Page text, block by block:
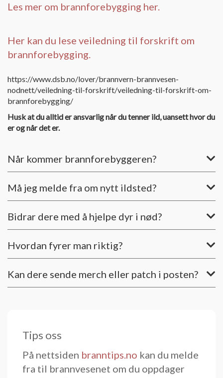
Les mer om brannforebygging her.
Her kan du lese veiledning til forskrift om
brannforebygging.
https://www.dsb.no/lover/brannvern-brannvesen-
nodnett/veiledning-til-forskrift/veiledning-til-forskrift-om-
brannforebygging/
Husk at du alltid er ansvarlig når du tenner ild, uansett hvor du
er og når det er.
Når kommer brannforebyggeren?
Må jeg melde fra om nytt ildsted?
Bidrar dere med å hjelpe dyr i nød?
Hvordan fyrer man riktig?
Kan dere sende merch eller patch i posten?
Tips oss
På nettsiden branntips.no kan du melde
fra til brannvesenet om du oppdager